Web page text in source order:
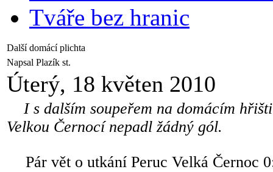
Tváře bez hranic
Další domácí plichta
Napsal Plazík st.
Úterý, 18 květen 2010
I s dalším soupeřem na domácím
Velkou Černocí nepadl žádný gól.
Pár vět o utkání Peruc Velká Černoc